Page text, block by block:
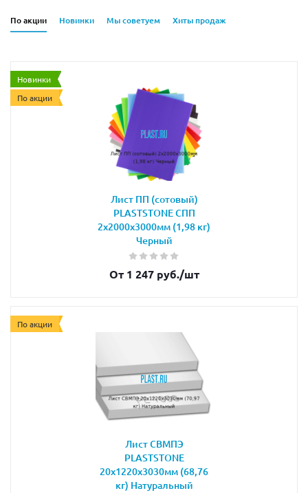
По акции Новинки Мы советуем Хиты продаж
Новинки
По акции
Лист ПП (сотовый)
PLASTSTONE СПП
2х2000х3000мм (1,98 кг)
Черный
От 1 247 руб./шт
По акции
Лист СВМПЭ
PLASTSTONE
20х1220х3030мм (68,76
кг) Натуральный